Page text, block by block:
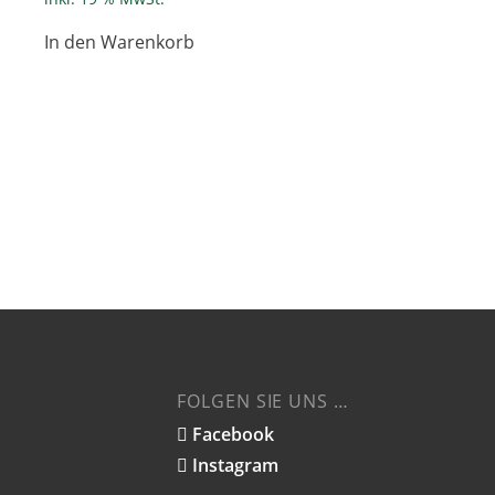
In den Warenkorb
FOLGEN SIE UNS …
Facebook
Instagram